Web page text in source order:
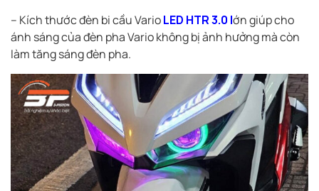
– Kích thước đèn bi cầu VarioLED HTR 3.0 lớn giúp cho
ánh sáng của đèn pha Vario không bị ảnh hưởng mà còn
làm tăng sáng đèn pha.